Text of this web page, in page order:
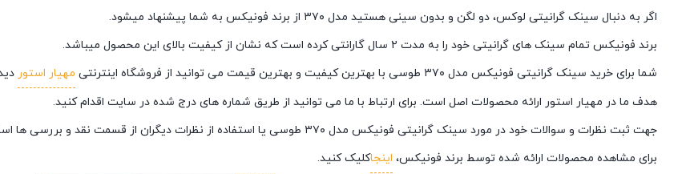
اگر به دنبال سینک گرانیتی لوکس، دو لگن و بدون سینی هستید مدل ۳۷۰ از برند فونیکس به شما پیشنهاد میشود.
برند فونیکس تمام سینک های گرانیتی خود را به مدت ۲ سال گارانتی کرده است که نشان از کیفیت بالای این محصول میباشد.
شما برای خرید سینک گرانیتی فونیکس مدل ۳۷۰ طوسی با بهترین کیفیت و بهترین قیمت می توانید از فروشگاه اینترنتی
مهیار استور
هدف ما در مهیار استور ارائه محصولات اصل است. برای ارتباط با ما می توانید از طریق شماره های درج شده در سایت اقدام کنید.
جهت ثبت نظرات و سوالات خود در مورد سینک گرانیتی فونیکس مدل ۳۷۰ طوسی یا استفاده از نظرات دیگران از قسمت نقد و بررسی ها استفاده نمایید.
برای مشاهده محصولات ارائه شده توسط برند فونیکس، اینجاکلیک کنید.